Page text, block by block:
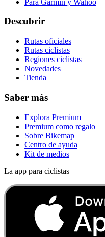
Descubrir
Rutas oficiales
Rutas ciclistas
Regiones ciclistas
Novedades
Tienda
Saber más
Explora Premium
Premium como regalo
Sobre Bikemap
Centro de ayuda
Kit de medios
La app para ciclistas